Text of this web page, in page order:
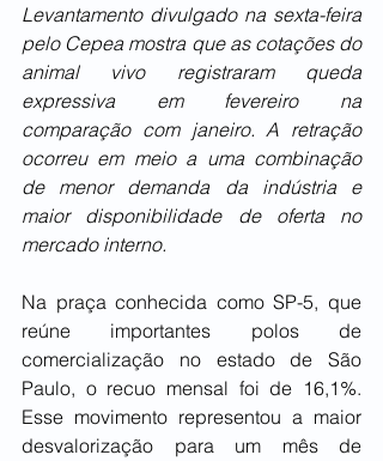
Levantamento divulgado na sexta-feira
pelo Cepea mostra que as cotações do
animal vivo registraram queda
expressiva em fevereiro na
comparação com janeiro. A retração
ocorreu em meio a uma combinação
de menor demanda da indústria e
maior disponibilidade de oferta no
mercado interno.
Na praça conhecida como SP-5, que
reúne importantes polos de
comercialização no estado de São
Paulo, o recuo mensal foi de 16,1%.
Esse movimento representou a maior
desvalorização para um mês de